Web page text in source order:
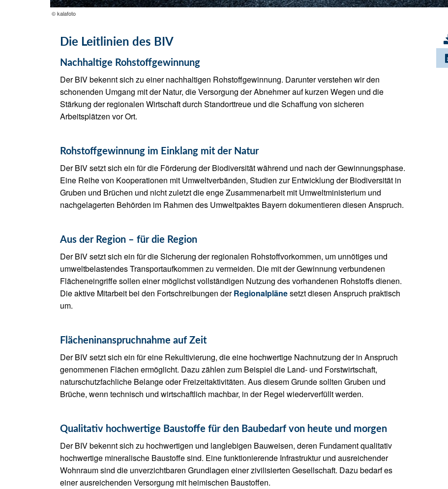
© kalafoto
Die Leitlinien des BIV
Nachhaltige Rohstoffgewinnung
Der BIV bekennt sich zu einer nachhaltigen Rohstoffgewinnung. Darunter verstehen wir den
schonenden Umgang mit der Natur, die Versorgung der Abnehmer auf kurzen Wegen und die
Stärkung der regionalen Wirtschaft durch Standorttreue und die Schaffung von sicheren
Arbeitsplätzen vor Ort.
Rohstoffgewinnung im Einklang mit der Natur
Der BIV setzt sich ein für die Förderung der Biodiversität während und nach der Gewinnungsphase.
Eine Reihe von Kooperationen mit Umweltverbänden, Studien zur Entwicklung der Biodiversität in
Gruben und Brüchen und nicht zuletzt die enge Zusammenarbeit mit Umweltministerium und
nachgelagerten Behörden im Rahmen des Umweltpaktes Bayern dokumentieren diesen Anspruch.
Aus der Region – für die Region
Der BIV setzt sich ein für die Sicherung der regionalen Rohstoffvorkommen, um unnötiges und
umweltbelastendes Transportaufkommen zu vermeiden. Die mit der Gewinnung verbundenen
Flächeneingriffe sollen einer möglichst vollständigen Nutzung des vorhandenen Rohstoffs dienen.
Die aktive Mitarbeit bei den Fortschreibungen derRegionalplänesetzt diesen Anspruch praktisch
um.
Flächeninanspruchnahme auf Zeit
Der BIV setzt sich ein für eine Rekultivierung, die eine hochwertige Nachnutzung der in Anspruch
genommenen Flächen ermöglicht. Dazu zählen zum Beispiel die Land- und Forstwirtschaft,
naturschutzfachliche Belange oder Freizeitaktivitäten. Aus diesem Grunde sollten Gruben und
Brüche, wenn technisch und wirtschaftlich machbar, in der Regel wiederverfüllt werden.
Qualitativ hochwertige Baustoffe für den Baubedarf von heute und morgen
Der BIV bekennt sich zu hochwertigen und langlebigen Bauweisen, deren Fundament qualitativ
hochwertige mineralische Baustoffe sind. Eine funktionierende Infrastruktur und ausreichender
Wohnraum sind die unverzichtbaren Grundlagen einer zivilisierten Gesellschaft. Dazu bedarf es
einer ausreichenden Versorgung mit heimischen Baustoffen.